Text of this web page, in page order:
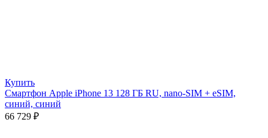
Купить
Смартфон Apple iPhone 13 128 ГБ RU, nano-SIM + eSIM,
синий, синий
66 729 ₽